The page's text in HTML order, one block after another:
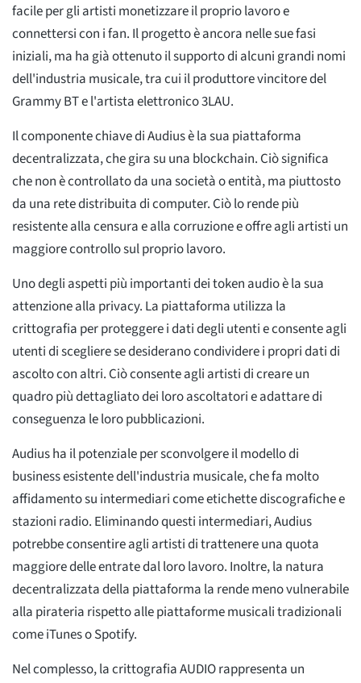
facile per gli artisti monetizzare il proprio lavoro e
connettersi con i fan. Il progetto è ancora nelle sue fasi
iniziali, ma ha già ottenuto il supporto di alcuni grandi nomi
dell'industria musicale, tra cui il produttore vincitore del
Grammy BT e l'artista elettronico 3LAU.
Il componente chiave di Audius è la sua piattaforma
decentralizzata, che gira su una blockchain. Ciò significa
che non è controllato da una società o entità, ma piuttosto
da una rete distribuita di computer. Ciò lo rende più
resistente alla censura e alla corruzione e offre agli artisti un
maggiore controllo sul proprio lavoro.
Uno degli aspetti più importanti dei token audio è la sua
attenzione alla privacy. La piattaforma utilizza la
crittografia per proteggere i dati degli utenti e consente agli
utenti di scegliere se desiderano condividere i propri dati di
ascolto con altri. Ciò consente agli artisti di creare un
quadro più dettagliato dei loro ascoltatori e adattare di
conseguenza le loro pubblicazioni.
Audius ha il potenziale per sconvolgere il modello di
business esistente dell'industria musicale, che fa molto
affidamento su intermediari come etichette discografiche e
stazioni radio. Eliminando questi intermediari, Audius
potrebbe consentire agli artisti di trattenere una quota
maggiore delle entrate dal loro lavoro. Inoltre, la natura
decentralizzata della piattaforma la rende meno vulnerabile
alla pirateria rispetto alle piattaforme musicali tradizionali
come iTunes o Spotify.
Nel complesso, la crittografia AUDIO rappresenta un